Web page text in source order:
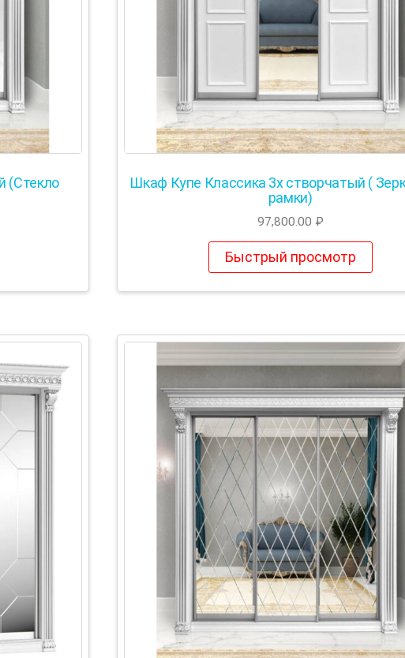
(Стекло
Шкаф Купе Классика 3х створчатый (
рамки)
97,800.00 ₽
Быстрый просмотр